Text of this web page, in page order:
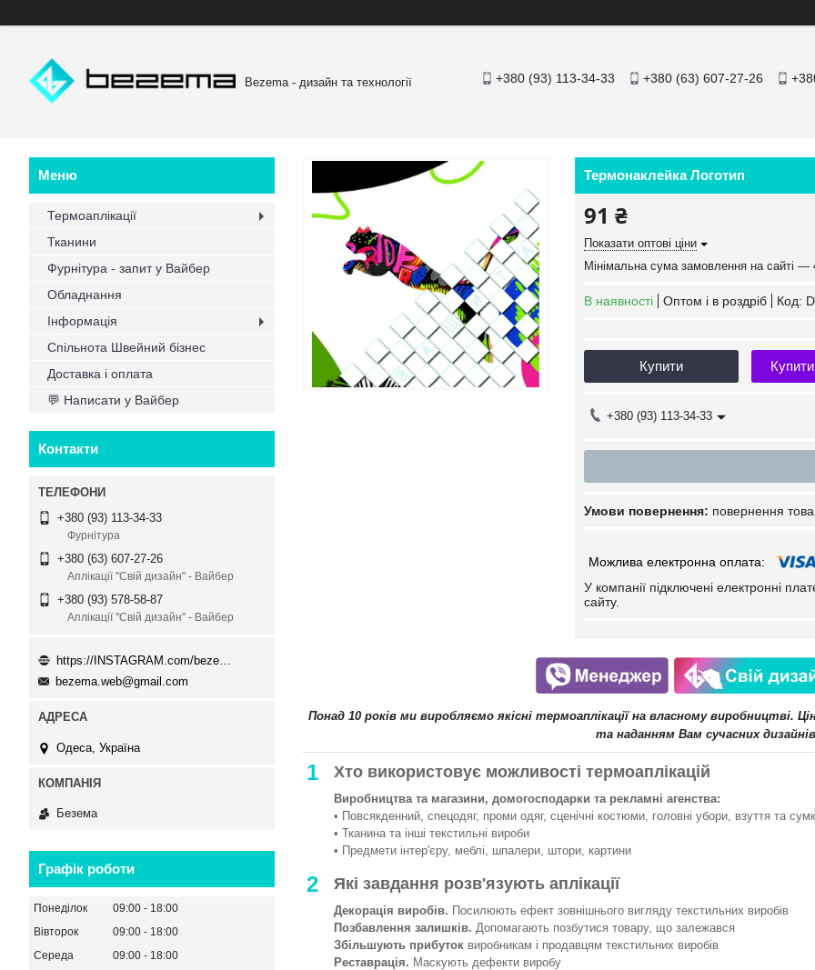
Bezema - дизайн та технології +380 (93) 113-34-33 +380 (63) 607-27-26
Термонаклейка Логотип
91 ₴
Показати оптові ціни
Мінімальна сума замовлення на сайті —
В наявності Оптом і в роздріб Код:
Купити
+380 (93) 113-34-33
повернення
У компанії підключені електронні
сайту.
Понад 10 років ми виробляємо якісні термоаплікації на власному виробництві.
та наданням Вам сучасних
1 Хто використовує можливості термоаплікацій
Виробництва та магазини, домогосподарки та рекламні агенства:
• Повсякденний, спецодяг, проми одяг, сценічні костюми, головні убори, взуття та
• Тканина та інші текстильні вироби
• Предмети інтер'єру, меблі, шпалери, штори, картини
2 Які завдання розв'язують аплікації
Декорація виробів. Посилюють ефект зовнішнього вигляду текстильних виробів
Позбавлення залишків. Допомагають позбутися товару, що залежався
Збільшують прибуток виробникам і продавцям текстильних виробів
Реставрація. Маскують дефекти виробу
Термоаплікації
Тканини
Фурнітура - запит у Вайбер
Обладнання
Інформація
Спільнота Швейний бізнес
Доставка і оплата
💬 Написати у Вайбер
Контакти
+380 (93) 113-34-33
Фурнітура
+380 (63) 607-27-26
Аплікації "Свій дизайн" - Вайбер
+380 (93) 578-58-87
Аплікації "Свій дизайн" - Вайбер
bezema.web@gmail.com
Одеса, Україна
Безема
Графік роботи
Понеділок 09:00
18:00
Вівторок
09:00
18:00
Середа
09:00
18:00